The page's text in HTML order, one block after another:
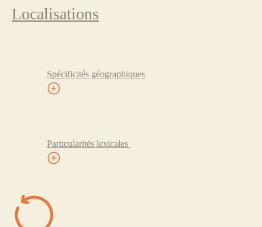
Localisations
Spécificités géographiques
Particularités lexicales